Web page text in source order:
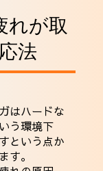
れが取
法
はハードな
う環境下
という点か
す。